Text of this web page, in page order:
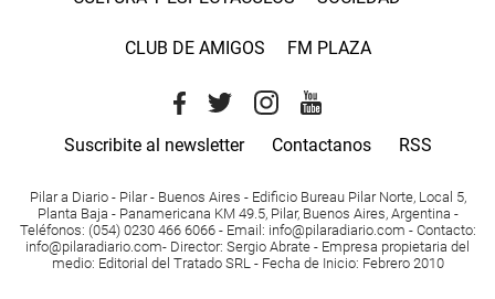
CLUB DE AMIGOS FM PLAZA
Suscribite al newsletter Contactanos RSS
Pilar a Diario - Pilar - Buenos Aires - Edificio Bureau Pilar Norte, Local 5,
Planta Baja - Panamericana KM 49.5, Pilar, Buenos Aires, Argentina -
Teléfonos: (054) 0230 466 6066 - Email : info@pilaradiario.com - Contacto:
info@pilaradiario.com- Director: Sergio Abrate - Empresa propietaria del
medio: Editorial del Tratado SRL - Fecha de Inicio: Febrero 2010